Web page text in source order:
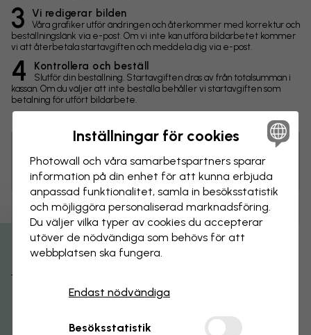
3 Vi redigerar bilden
Våra grafiker utför ändringen och återkommer med korrektur och
beställningslänk via e-post. Om vi inte kan utföra bildarbetet kommer
vi att återbetala startavgiften och meddela dig via e-post.
4 Kontrollera och beställ
Slutför din beställning. Startavgiften dras av från totalsumman i
kassan. Om du väljer att inte beställa behåller vi startavgiften som
betalning för utfört bildarbete.
Ändringar
Storlek
Tips! Du kan klicka på bilden för att göra en markering och
skriva en kommentar.
Få 15% rabatt
Inställningar för cookies
Photowall och våra samarbets­partners sparar
information på din enhet för att kunna erbjuda
anpassad funktionalitet, samla in besöks­statistik
och möjliggöra personaliserad marknads­föring.
Du väljer vilka typer av cookies du accepterar
utöver de nödvändiga som behövs för att
webbplatsen ska fungera.
Endast nödvändiga
Besöksstatistik